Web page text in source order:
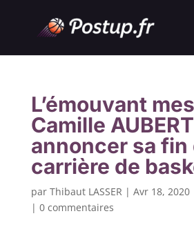
L’émouvant
Camille
annoncer sa fin
carrière de
par Thibaut LASSER | Avr 18, 2020
| 0 commentaires